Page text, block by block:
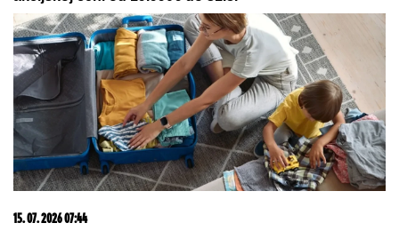
15. 07. 2026 07:44